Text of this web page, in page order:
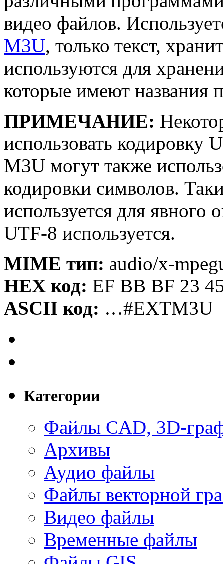
видео файлов.
M3U, только текст,
используются для
которые имеют названия
ПРИМЕЧАНИЕ:
использовать
M3U могут также
кодировки символов.
используется для явного
UTF-8 используется.
MIME тип: audio/x-
HEX код: EF BB BF 23
ASCII код: …#EXTM3U
Категории
Файлы CAD, 3D-
Архивы
Аудио файлы
Файлы векторной
Видео файлы
Временные файлы